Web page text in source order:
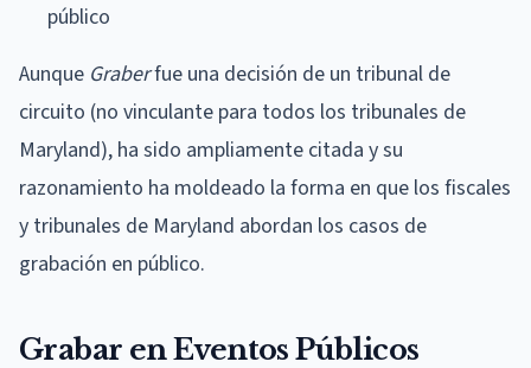
público
Aunque Graberfue una decisión de un tribunal de
circuito (no vinculante para todos los tribunales de
Maryland), ha sido ampliamente citada y su
razonamiento ha moldeado la forma en que los fiscales
y tribunales de Maryland abordan los casos de
grabación en público.
Grabar en Eventos Públicos